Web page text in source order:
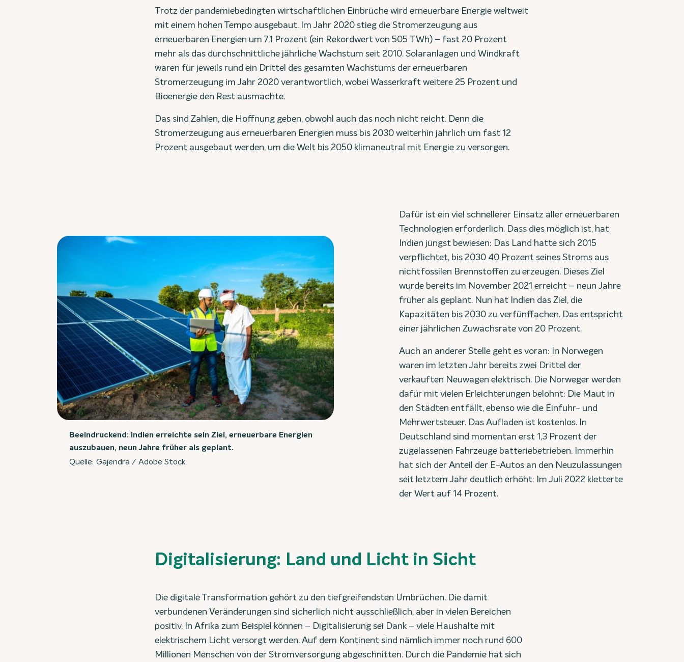
Trotz der pandemiebedingten wirtschaftlichen Einbrüche wird erneuerbare Energie weltweit
mit einem hohen Tempo ausgebaut. Im Jahr 2020 stieg die Stromerzeugung aus
erneuerbaren Energien um 7,1 Prozent (ein Rekordwert von 505 TWh) – fast 20 Prozent
mehr als das durchschnittliche jährliche Wachstum seit 2010. Solaranlagen und Windkraft
waren für jeweils rund ein Drittel des gesamten Wachstums der erneuerbaren
Stromerzeugung im Jahr 2020 verantwortlich, wobei Wasserkraft weitere 25 Prozent und
Bioenergie den Rest ausmachte.
Das sind Zahlen, die Hoffnung geben, obwohl auch das noch nicht reicht. Denn die
Stromerzeugung aus erneuerbaren Energien muss bis 2030 weiterhin jährlich um fast 12
Prozent ausgebaut werden, um die Welt bis 2050 klimaneutral mit Energie zu versorgen.
Beeindruckend: Indien erreichte sein Ziel, erneuerbare Energien
auszubauen, neun Jahre früher als geplant.
Quelle: Gajendra / Adobe Stock
Dafür ist ein viel schnellerer Einsatz aller erneuerbaren
Technologien erforderlich. Dass dies möglich ist, hat
Indien jüngst bewiesen: Das Land hatte sich 2015
verpflichtet, bis 2030 40 Prozent seines Stroms aus
nichtfossilen Brennstoffen zu erzeugen. Dieses Ziel
wurde bereits im November 2021 erreicht – neun Jahre
früher als geplant. Nun hat Indien das Ziel, die
Kapazitäten bis 2030 zu verfünffachen. Das entspricht
einer jährlichen Zuwachsrate von 20 Prozent.
Auch an anderer Stelle geht es voran: In Norwegen
waren im letzten Jahr bereits zwei Drittel der
verkauften Neuwagen elektrisch. Die Norweger werden
dafür mit vielen Erleichterungen belohnt: Die Maut in
den Städten entfällt, ebenso wie die Einfuhr- und
Mehrwertsteuer. Das Aufladen ist kostenlos. In
Deutschland sind momentan erst 1,3 Prozent der
zugelassenen Fahrzeuge batteriebetrieben. Immerhin
hat sich der Anteil der E-Autos an den Neuzulassungen
seit letztem Jahr deutlich erhöht: Im Juli 2022 kletterte
der Wert auf 14 Prozent.
Digitalisierung: Land und Licht in Sicht
Die digitale Transformation gehört zu den tiefgreifendsten Umbrüchen. Die damit
verbundenen Veränderungen sind sicherlich nicht ausschließlich, aber in vielen Bereichen
positiv. In Afrika zum Beispiel können – Digitalisierung sei Dank – viele Haushalte mit
elektrischem Licht versorgt werden. Auf dem Kontinent sind nämlich immer noch rund 600
Millionen Menschen von der Stromversorgung abgeschnitten. Durch die Pandemie hat sich